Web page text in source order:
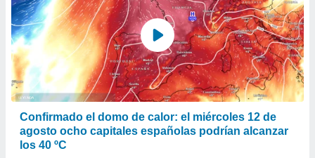
crear un
uso de
la
contenido
medir el
de la
el
Confirmado el domo de calor: el miércoles 12 de
agosto ocho capitales españolas podrían alcanzar
los 40 ºC